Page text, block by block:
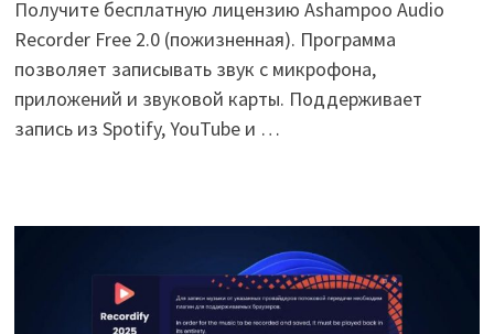
Получите бесплатную лицензию Ashampoo Audio
Recorder Free 2.0 (пожизненная). Программа
позволяет записывать звук с микрофона,
приложений и звуковой карты. Поддерживает
запись из Spotify, YouTube и …